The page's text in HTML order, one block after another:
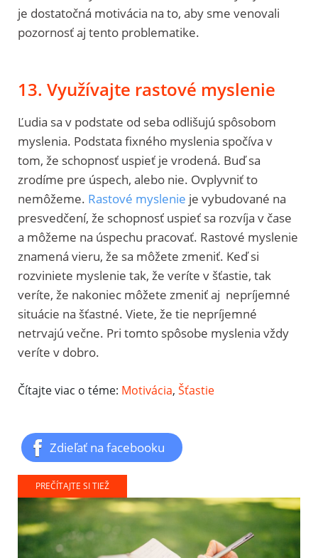
je dostatočná motivácia na to, aby sme venovali
pozornosť aj tento problematike.
13. Využívajte rastové myslenie
Ľudia sa v podstate od seba odlišujú spôsobom
myslenia. Podstata fixného myslenia spočíva v
tom, že schopnosť uspieť je vrodená. Buď sa
zrodíme pre úspech, alebo nie. Ovplyvniť to
nemôžeme. Rastové myslenie je vybudované na
presvedčení, že schopnosť uspieť sa rozvíja v čase
a môžeme na úspechu pracovať. Rastové myslenie
znamená vieru, že sa môžete zmeniť. Keď si
rozviniete myslenie tak, že veríte v šťastie, tak
veríte, že nakoniec môžete zmeniť aj nepríjemné
situácie na šťastné. Viete, že tie nepríjemné
netrvajú večne. Pri tomto spôsobe myslenia vždy
veríte v dobro.
Čítajte viac o téme: Motivácia, Šťastie
Zdieľať na facebooku
PREČÍTAJTE SI TIEŽ